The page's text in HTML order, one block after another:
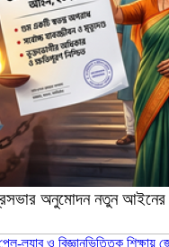
অনুমোদন নতুন আইনের